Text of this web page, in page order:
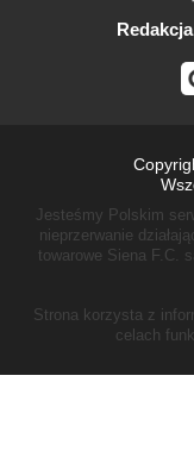
Redakcja
Jesteśmy Polskim
nieprzerwanie
towarowe Siena F.C.
Strona korzysta z
celach